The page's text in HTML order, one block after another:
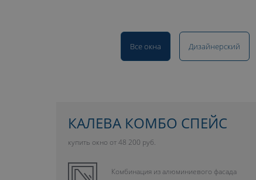
Все окна Дизайнерский
КАЛЕВА КОМБО СПЕЙС
купить окно от 48 200 руб.
Комбинация из алюминиевого фасада